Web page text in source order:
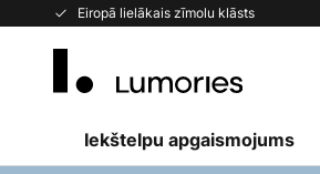
Eiropā lielākais zīmolu klāsts
Skip
Iekštelpu apgaismojums